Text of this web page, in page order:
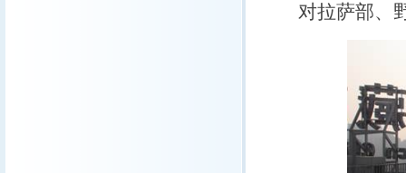
对拉萨部、